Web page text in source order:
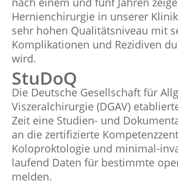
Hernienchirurgie in unserer
sehr hohen Qualitätsniveau mit
Komplikationen und Rezidiven
wird.
StuDoQ
Die Deutsche Gesellschaft für
Viszeralchirurgie (DGAV)
Zeit eine Studien- und
an die zertifizierte
Koloproktologie und minimal-
laufend Daten für bestimmte
melden.